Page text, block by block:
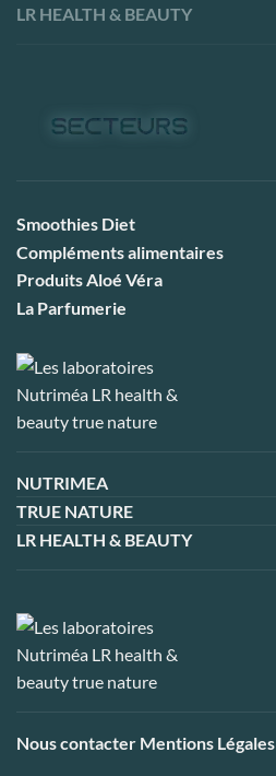
LR HEALTH & BEAUTY
Smoothies Diet
Compléments alimentaires
Produits Aloé Véra
La Parfumerie
NUTRIMEA
TRUE NATURE
LR HEALTH & BEAUTY
Nous contacter Mentions Légales